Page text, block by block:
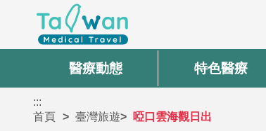
醫療動態 特色醫療
:::
首頁
臺灣旅遊 啞口雲海觀日出